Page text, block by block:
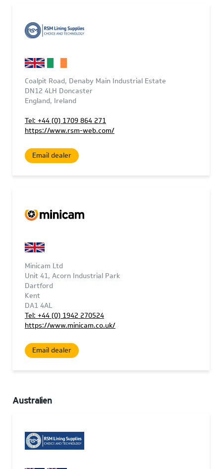
Coalpit Road, Denaby Main Industrial Estate
DN12 4LH Doncaster
England, Ireland
Tel: +44 (0) 1709 864 271
https://www.rsm-web.com/
Email dealer
Minicam Ltd
Unit 41, Acorn Industrial Park
Dartford
Kent
DA1 4AL
Tel: +44 (0) 1942 270524
https://www.minicam.co.uk/
Email dealer
Australien